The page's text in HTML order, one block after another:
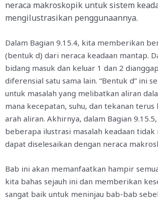
neraca makroskopik untuk sistem
mengilustrasikan penggunaannya.
Dalam Bagian 9.15.4, kita memberikan
(bentuk d) dari neraca keadaan mantap.
bidang masuk dan keluar 1 dan 2
diferensial satu sama lain. “Bentuk d” ini
untuk masalah yang melibatkan aliran
mana kecepatan, suhu, dan tekanan terus
arah aliran. Akhirnya, dalam Bagian
beberapa ilustrasi masalah keadaan tidak
dapat diselesaikan dengan neraca
Bab ini akan memanfaatkan hampir
kita bahas sejauh ini dan memberikan
sangat baik untuk meninjau bab-bab